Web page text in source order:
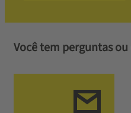
Você tem perguntas ou